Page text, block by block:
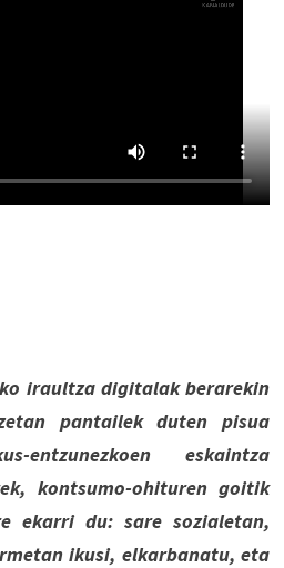
iraultza digitalak berarekin
pantailek duten pisua
eskaintza
kontsumo-ohituren goitik
ekarri du: sare sozialetan,
ikusi, elkarbanatu, eta